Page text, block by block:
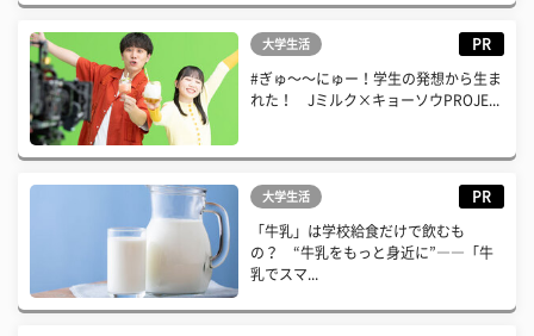
大学生活 PR
#ぎゅ〜〜にゅー！学生の発想から生ま
れた！ Jミルク×キョーソウPROJE...
大学生活 PR
「牛乳」は学校給食だけで飲むも
の？ “牛乳をもっと身近に”――「牛
乳でスマ...